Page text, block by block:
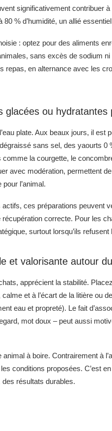
significativement contribuer
80 % d’humidité, un allié
: optez pour des aliments
sans excès de sodium ni
repas, en alternance avec les
glacées ou hydratantes
plate. Aux beaux jours, il
sans sel, des yaourts
la courgette, le
avec modération, permettent
l’animal.
ces préparations peuvent
récupération correcte. Pour les
surtout lorsqu’ils
et valorisante autour
apprécient la stabilité.
et à l’écart de la litière ou
eau et propreté). Le fait
mot doux – peut aussi
à boire. Contrairement à
conditions proposées. C’est
résultats durables.